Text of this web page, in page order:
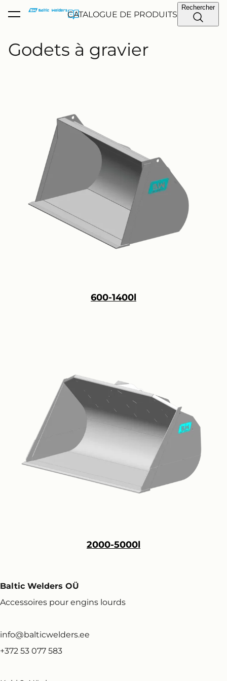
CATALOGUE DE PRODUITS
Rechercher
a été ajouté au
Voir le panier
Godets à gravier
600-1400l
2000-5000l
Baltic Welders OÜ
Accessoires pour engins lourds
info@balticwelders.ee
+372 53 077 583